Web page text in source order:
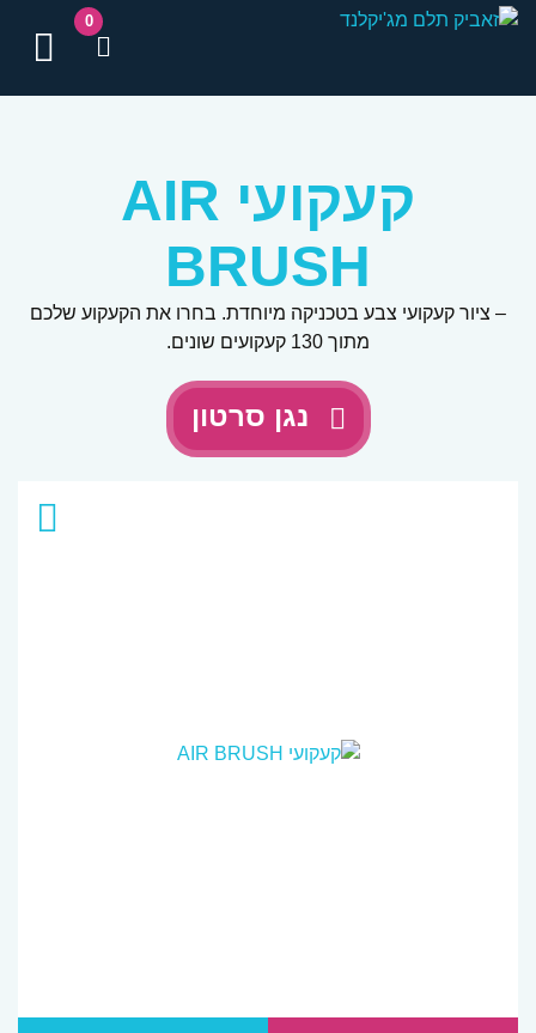
0
קעקועי AIR
BRUSH
– ציור קעקועי צבע בטכניקה מיוחדת. בחרו את הקעקוע שלכם
מתוך 130 קעקועים שונים.
נגן סרטון